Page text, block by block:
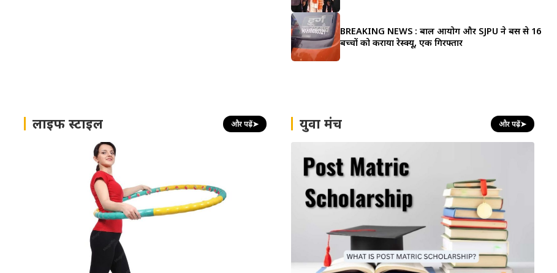
BREAKING NEWS : बाल आयोग और SJPU ने बस से 16
बच्चों को कराया रेस्क्यू, एक गिरफ्तार
लाइफ स्टाइल और पढ़ें➤ युवा मंच और पढ़ें➤